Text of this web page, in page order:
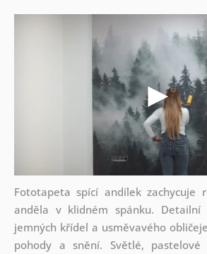
Fototapeta spící andílek zachycuje
anděla v klidném spánku. Detailní
jemných křídel a usměvavého
pohody a snění. Světlé,